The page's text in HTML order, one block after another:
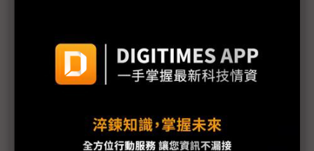
Sony各工廠受地震、海嘯及斷電影響最新狀況
福島縣政府開始檢測產品輻射值